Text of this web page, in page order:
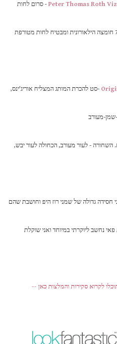
Peter Thomas Roth - סרום לחות
אינטנסיבי של פיטר תומס רות', שמכיל 75% חומצה הילאורונית ומבטיח לחות מטורפת
-סט להכרת המותג המצליח אוריג'ינס,
שמן-מעורב
- לעור מעורב, הכחולה לעור יבש,
חסידה גדולה של שמני רוז היפ וחושבת שהם
נחשב ליוקרתי במיוחד ואני שוקלת
לקרוא סקירות והמלצות כאן --